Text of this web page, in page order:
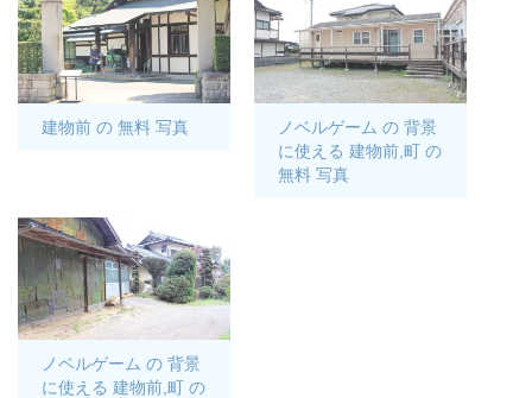
建物前 の 無料 写真
ノベルゲーム の 背景
に使える 建物前,町 の
無料 写真
ノベルゲーム の 背景
に使える 建物前,町 の